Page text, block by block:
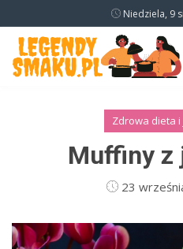
Niedziela, 9
Zdrowa dieta
Muffiny z
23